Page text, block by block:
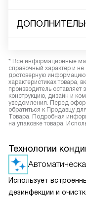
* Все информационные
справочный характер и
достоверную информацию
характеристиках
производитель
конструкцию, дизайн и
уведомления. Перед
обратиться к Продавцу
Товара. Подробная
на упаковке товара.
Технологии
Использует
дезинфекции и